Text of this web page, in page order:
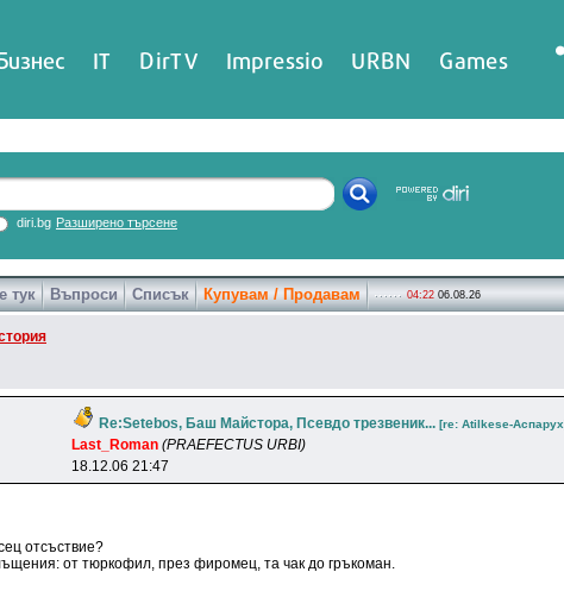
IT DirTV Impressio URBN Games
diri.bg Разширено търсене
тук Въпроси Списък Купувам / Продавам 04:22 06.08.26
Re:Setebos, Баш Майстора, Псевдо трезвеник... [re: Atilkese-
Last_Roman (PRAEFECTUS URBI)
18.12.06 21:47
отсъствие?
от тюркофил, през фиромец, та чак до гръкоман.